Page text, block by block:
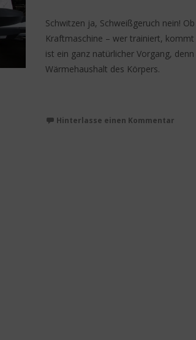
Schwitzen ja, Schweißgeruch nein!
Kraftmaschine – wer trainiert, kommt
ist ein ganz natürlicher Vorgang,
Wärmehaushalt des Körpers.
Hinterlasse einen Kommentar